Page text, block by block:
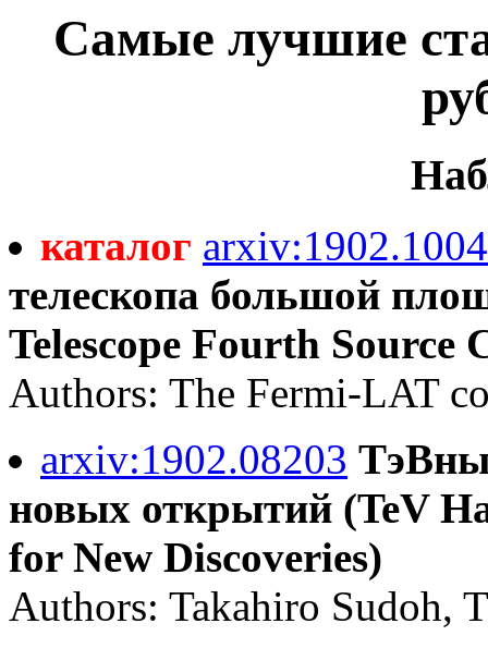
Самые лучшие
каталог
телескопа большой
Telescope Fourth Source
Authors: The Fermi-LAT
arxiv:1902.08203
новых открытий (TeV
for New Discoveries)
Authors: Takahiro Sudoh,